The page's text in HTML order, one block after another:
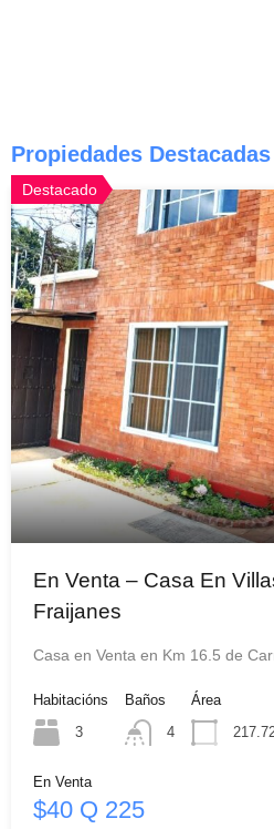
Propiedades Destacadas
Destacado
En Venta – Casa En
Fraijanes
Casa en Venta en Km 16.5 de
Habitacións
3
Baños
4
Área
En Venta
$40 Q 225